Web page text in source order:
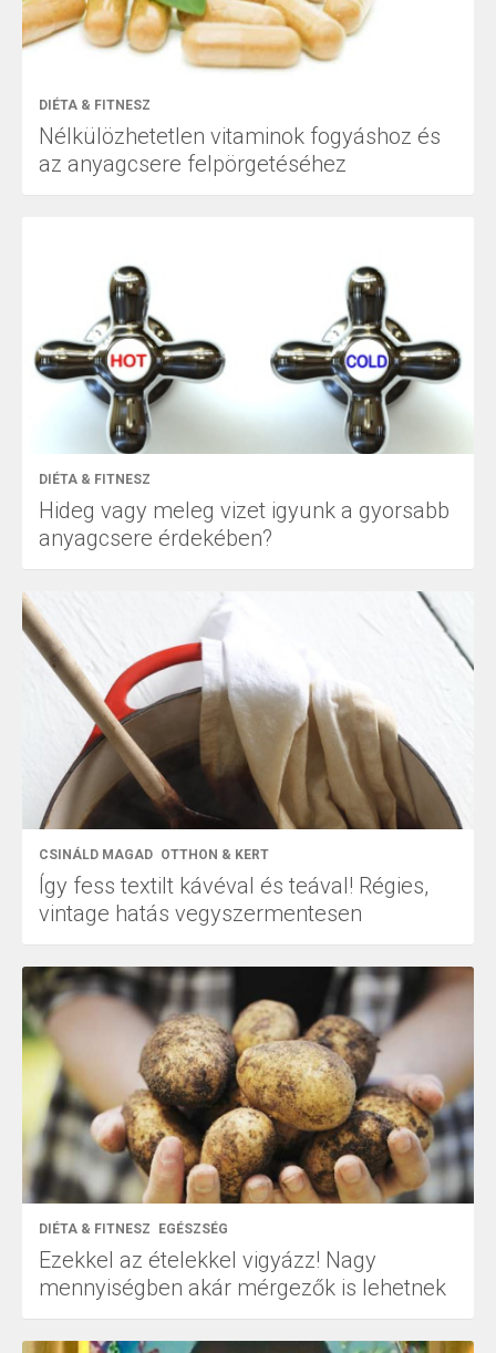
DIÉTA & FITNESZ
Nélkülözhetetlen vitaminok fogyáshoz és
az anyagcsere felpörgetéséhez
DIÉTA & FITNESZ
Hideg vagy meleg vizet igyunk a gyorsabb
anyagcsere érdekében?
CSINÁLD MAGAD OTTHON & KERT
Így fess textilt kávéval és teával! Régies,
vintage hatás vegyszermentesen
DIÉTA & FITNESZ EGÉSZSÉG
Ezekkel az ételekkel vigyázz! Nagy
mennyiségben akár mérgezők is lehetnek